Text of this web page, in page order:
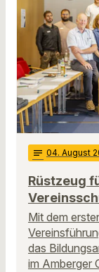
notes 04. August
Rüstzeug
Mit dem
das
im Amberger